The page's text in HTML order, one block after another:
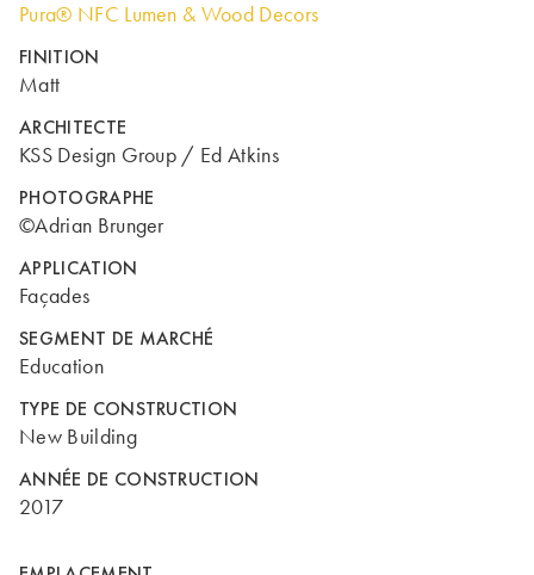
Pura® NFC Lumen & Wood Decors
FINITION
Matt
ARCHITECTE
KSS Design Group / Ed Atkins
PHOTOGRAPHE
©Adrian Brunger
APPLICATION
Façades
SEGMENT DE MARCHÉ
Education
TYPE DE CONSTRUCTION
New Building
ANNÉE DE CONSTRUCTION
2017